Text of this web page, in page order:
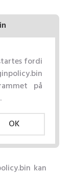
fordi
på
OK
kan